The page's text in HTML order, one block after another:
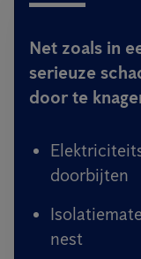
Net zoals in
serieuze
door te
doorbijten
nest